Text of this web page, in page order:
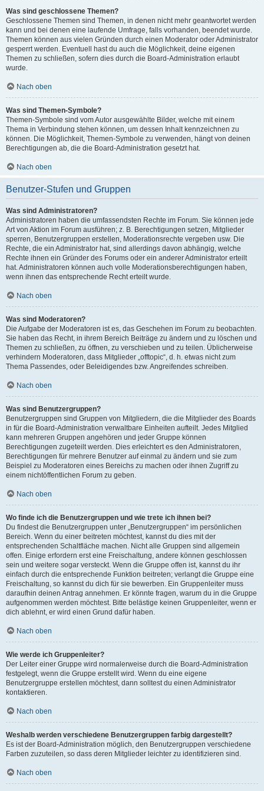
Was sind geschlossene Themen?
Geschlossene Themen sind Themen, in denen nicht mehr geantwortet werden
kann und bei denen eine laufende Umfrage, falls vorhanden, beendet wurde.
Themen können aus vielen Gründen durch einen Moderator oder Administrator
gesperrt werden. Eventuell hast du auch die Möglichkeit, deine eigenen
Themen zu schließen, sofern dies durch die Board-Administration erlaubt
wurde.
Nach oben
Was sind Themen-Symbole?
Themen-Symbole sind vom Autor ausgewählte Bilder, welche mit einem
Thema in Verbindung stehen können, um dessen Inhalt kennzeichnen zu
können. Die Möglichkeit, Themen-Symbole zu verwenden, hängt von deinen
Berechtigungen ab, die die Board-Administration gesetzt hat.
Nach oben
Benutzer-Stufen und Gruppen
Was sind Administratoren?
Administratoren haben die umfassendsten Rechte im Forum. Sie können jede
Art von Aktion im Forum ausführen; z. B. Berechtigungen setzen, Mitglieder
sperren, Benutzergruppen erstellen, Moderationsrechte vergeben usw. Die
Rechte, die ein Administrator hat, sind allerdings davon abhängig, welche
Rechte ihnen ein Gründer des Forums oder ein anderer Administrator erteilt
hat. Administratoren können auch volle Moderationsberechtigungen haben,
wenn ihnen das entsprechende Recht erteilt wurde.
Nach oben
Was sind Moderatoren?
Die Aufgabe der Moderatoren ist es, das Geschehen im Forum zu beobachten.
Sie haben das Recht, in ihrem Bereich Beiträge zu ändern und zu löschen und
Themen zu schließen, zu öffnen, zu verschieben und zu teilen. Üblicherweise
verhindern Moderatoren, dass Mitglieder „offtopic“, d. h. etwas nicht zum
Thema Passendes, oder Beleidigendes bzw. Angreifendes schreiben.
Nach oben
Was sind Benutzergruppen?
Benutzergruppen sind Gruppen von Mitgliedern, die die Mitglieder des Boards
in für die Board-Administration verwaltbare Einheiten aufteilt. Jedes Mitglied
kann mehreren Gruppen angehören und jeder Gruppe können
Berechtigungen zugeteilt werden. Dies erleichtert es den Administratoren,
Berechtigungen für mehrere Benutzer auf einmal zu ändern und sie zum
Beispiel zu Moderatoren eines Bereichs zu machen oder ihnen Zugriff zu
einem nichtöffentlichen Forum zu geben.
Nach oben
Wo finde ich die Benutzergruppen und wie trete ich ihnen bei?
Du findest die Benutzergruppen unter „Benutzergruppen“ im persönlichen
Bereich. Wenn du einer beitreten möchtest, kannst du dies mit der
entsprechenden Schaltfläche machen. Nicht alle Gruppen sind allgemein
offen. Einige erfordern erst eine Freischaltung, andere können geschlossen
sein und weitere sogar versteckt. Wenn die Gruppe offen ist, kannst du ihr
einfach durch die entsprechende Funktion beitreten; verlangt die Gruppe eine
Freischaltung, so kannst du dich für sie bewerben. Ein Gruppenleiter muss
daraufhin deinen Antrag annehmen. Er könnte fragen, warum du in die Gruppe
aufgenommen werden möchtest. Bitte belästige keinen Gruppenleiter, wenn er
dich ablehnt, er wird einen Grund dafür haben.
Nach oben
Wie werde ich Gruppenleiter?
Der Leiter einer Gruppe wird normalerweise durch die Board-Administration
festgelegt, wenn die Gruppe erstellt wird. Wenn du eine eigene
Benutzergruppe erstellen möchtest, dann solltest du einen Administrator
kontaktieren.
Nach oben
Weshalb werden verschiedene Benutzergruppen farbig dargestellt?
Es ist der Board-Administration möglich, den Benutzergruppen verschiedene
Farben zuzuteilen, so dass deren Mitglieder leichter zu identifizieren sind.
Nach oben